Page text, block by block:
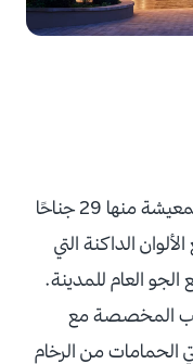
يحتوي الفندق على 186 من وحدات المعيشة منها 29 جناحًا
الداكنة التي
العام للمدينة.
المخصصة مع
الحمامات من الرخام